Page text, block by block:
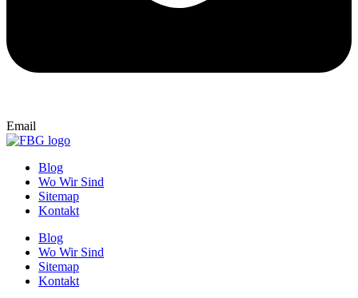
Email
Blog
Wo Wir Sind
Sitemap
Kontakt
Blog
Wo Wir Sind
Sitemap
Kontakt